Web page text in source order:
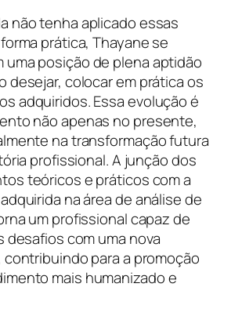
não tenha aplicado essas
prática, Thayane se
uma posição de plena aptidão
desejar, colocar em prática os
adquiridos. Essa evolução é
não apenas no presente,
na transformação futura
profissional. A junção dos
teóricos e práticos com a
na área de análise de
um profissional capaz de
desafios com uma nova
para a promoção
mais humanizado e